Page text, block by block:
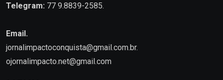
Telegram: 77 9.8839-2585.
Email.
jornalimpactoconquista@gmail.com.br.
ojornalimpacto.net@gmail.com